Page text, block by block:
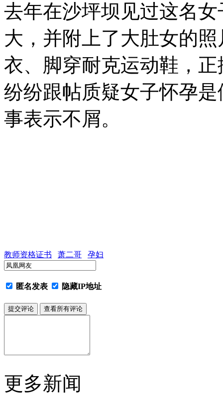
去年在沙坪坝见过这名
大，并附上了大肚女的
衣、脚穿耐克运动鞋，
纷纷跟帖质疑女子怀孕
事表示不屑。
教师资格证书 萧二哥 孕妇
匿名发表 隐藏IP地址
更多新闻